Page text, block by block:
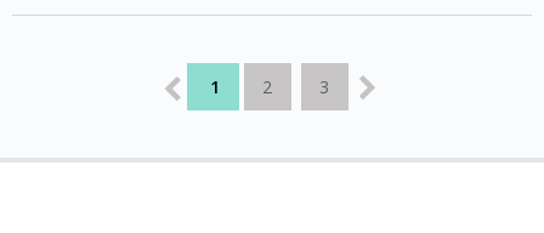
1 2 3